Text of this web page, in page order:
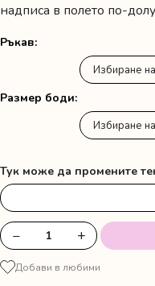
надписа в полето по-
Ръкав
Размер боди
Тук може да промените
количество
за
Боди
− +
Добави в любими